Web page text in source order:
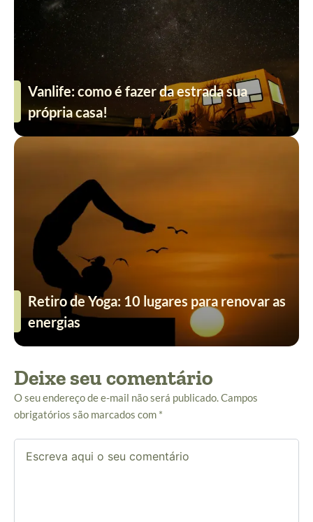
Vanlife: como é fazer da estrada sua
própria casa!
Retiro de Yoga: 10 lugares para renovar as
energias
Deixe seu comentário
O seu endereço de e-mail não será publicado.Campos
obrigatórios são marcados com *
Escreva
aqui